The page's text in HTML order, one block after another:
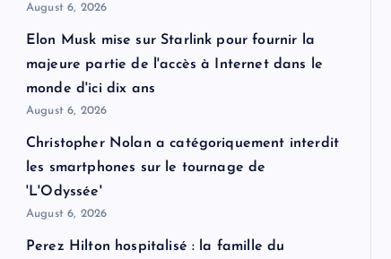
August 6, 2026
Elon Musk mise sur Starlink pour fournir la
majeure partie de l'accès à Internet dans le
monde d'ici dix ans
August 6, 2026
Christopher Nolan a catégoriquement interdit
les smartphones sur le tournage de
'L'Odyssée'
August 6, 2026
Perez Hilton hospitalisé : la famille du